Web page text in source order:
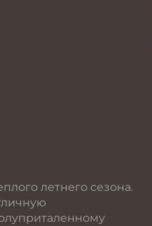
летнего сезона.